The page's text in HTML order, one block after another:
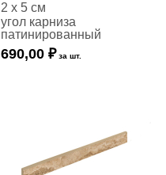
2 x 5 см
угол карниза
патинированный
690,00 ₽ за шт.